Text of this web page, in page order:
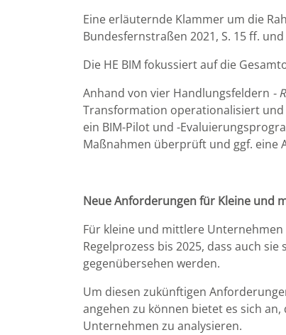
Eine erläuternde Klammer um die
Bundesfernstraßen 2021, S. 15 ff.
Die HE BIM fokussiert auf die
Anhand von vier Handlungsfeldern -
Transformation operationalisiert
ein BIM-Pilot und -
Maßnahmen überprüft und ggf. eine
Neue Anforderungen für Kleine und
Für kleine und mittlere
Regelprozess bis 2025, dass auch
gegenübersehen werden.
Um diesen zukünftigen
angehen zu können bietet es sich
Unternehmen zu analysieren.